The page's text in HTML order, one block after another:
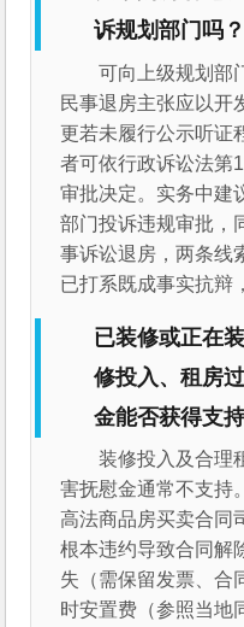
诉规划部门吗？
可向上级规划部
民事退房主张应以开
更若未履行公示听证
者可依行政诉讼法第
审批决定。实务中建
部门投诉违规审批，
事诉讼退房，两条线
已打系既成事实抗辩
已装修或正在
修投入、租房
金能否获得支
装修投入及合理
害抚慰金通常不支持
高法商品房买卖合同
根本违约导致合同解
失（需保留发票、合
时安置费（参照当地